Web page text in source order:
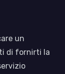
un
di fornirti la